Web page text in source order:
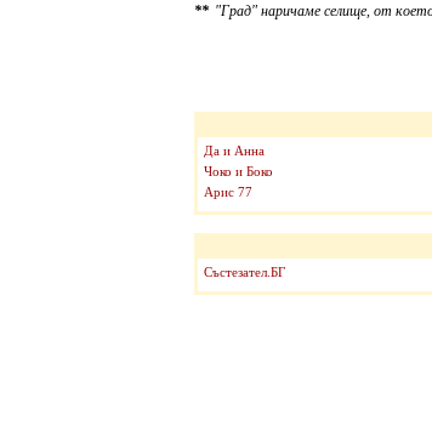
** "Град" наричаме селище, от
Да и Анна
Чоко и Боко
Арис 77
Състезател.БГ